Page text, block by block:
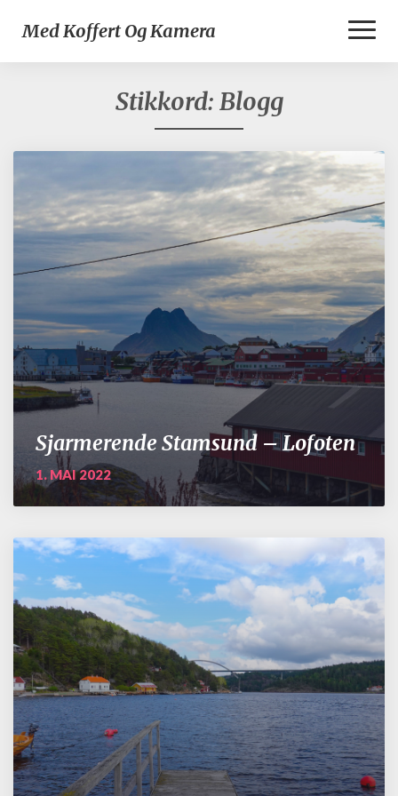
Med Koffert Og Kamera
Stikkord: Blogg
Sjarmerende Stamsund – Lofoten
1. MAI 2022